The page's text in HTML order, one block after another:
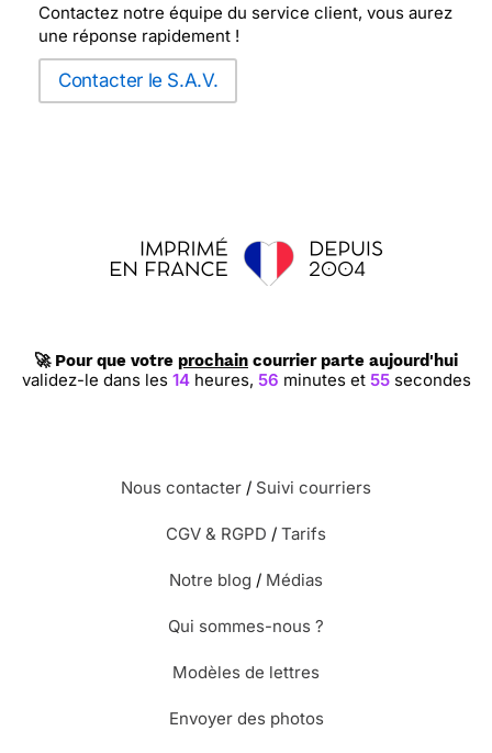
Contactez notre équipe du service client, vous aurez
une réponse rapidement !
Contacter le S.A.V.
🚀 Pour que votre prochain courrier parte aujourd'hui
validez-le dans les 14heures, 56 minutes et 54 secondes
Nous contacter / Suivi courriers
CGV & RGPD / Tarifs
Notre blog / Médias
Qui sommes-nous ?
Modèles de lettres
Envoyer des photos